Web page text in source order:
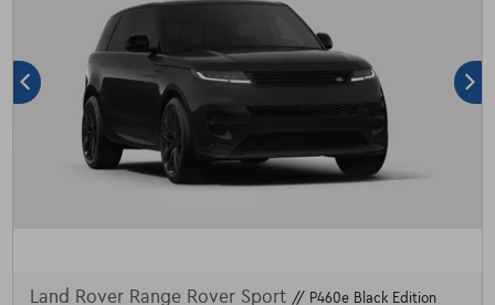
Land Rover Range Rover Sport // P460e Black Edition